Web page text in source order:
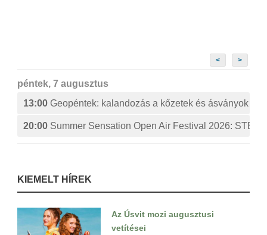
< >
péntek, 7 augusztus
13:00 Geopéntek: kalandozás a kőzetek és ásványok
20:00 Summer Sensation Open Air Festival 2026:
KIEMELT HÍREK
Az Úsvit mozi augusztusi
vetítései